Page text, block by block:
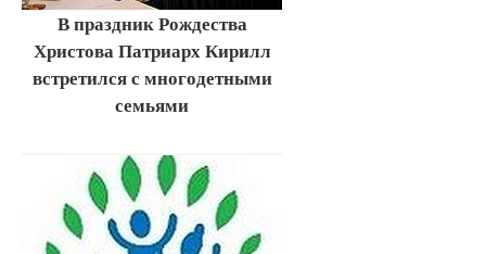
В праздник Рождества
Христова Патриарх Кирилл
встретился с многодетными
семьями